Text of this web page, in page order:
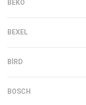
BEKO
BEXEL
BIRD
BOSCH